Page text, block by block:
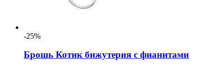
-25%
Брошь Котик бижутерия с фианитами